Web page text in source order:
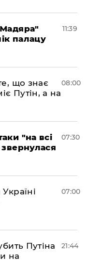
палацу
11:39
що знає
Путін, а на
08:00
"на всі
07:30
07:00
Путіна
на
21:44